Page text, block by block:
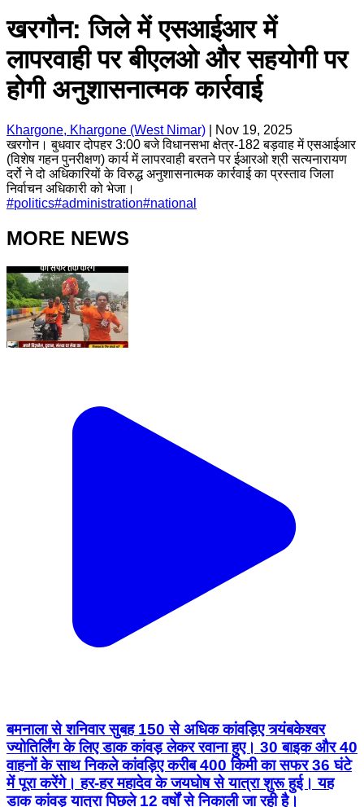
खरगौन: जिले में एसआईआर में
लापरवाही पर बीएलओ और सहयोगी पर
होगी अनुशासनात्मक कार्रवाई
Khargone, Khargone (West Nimar)
Nov 19, 2025
खरगोन। बुधवार दोपहर 3:00 बजे विधानसभा क्षेत्र-182 बड़वाह में एसआईआर
(विशेष गहन पुनरीक्षण) कार्य में लापरवाही बरतने पर ईआरओ श्री सत्यनारायण
दर्रो ने दो अधिकारियों के विरुद्ध अनुशासनात्मक कार्रवाई का प्रस्ताव जिला
निर्वाचन अधिकारी को भेजा।
#politics#administration#national
MORE NEWS
बमनाला से शनिवार सुबह 150 से अधिक कांवड़िए त्र्यंबकेश्वर
ज्योतिर्लिंग के लिए डाक कांवड़ लेकर रवाना हुए। 30 बाइक और 40
वाहनों के साथ निकले कांवड़िए करीब 400 किमी का सफर 36 घंटे
में पूरा करेंगे। हर-हर महादेव के जयघोष से यात्रा शुरू हुई। यह
डाक कांवड़ यात्रा पिछले 12 वर्षों से निकाली जा रही है।